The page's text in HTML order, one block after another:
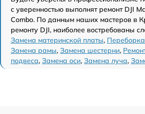
с уверенностью выполнят ремонт DJI
Combo. По данным наших мастеров в
ремонту DJI, наиболее востребованы
Замена материнской платы, Переборка
Замена рамы, Замена шестерни,
подвеса, Замена оси, Замена луча,